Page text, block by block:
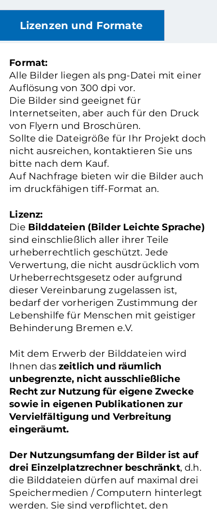
Lizenzen und Formate
Format:
Alle Bilder liegen als png-Datei mit einer
Auflösung von 300 dpi vor.
Die Bilder sind geeignet für
Internetseiten, aber auch für den Druck
von Flyern und Broschüren.
Sollte die Dateigröße für Ihr Projekt doch
nicht ausreichen, kontaktieren Sie uns
bitte nach dem Kauf.
Auf Nachfrage bieten wir die Bilder auch
im druckfähigen tiff-Format an.
Lizenz:
Die Bilddateien (Bilder Leichte Sprache)
sind einschließlich aller ihrer Teile
urheberrechtlich geschützt. Jede
Verwertung, die nicht ausdrücklich vom
Urheberrechtsgesetz oder aufgrund
dieser Vereinbarung zugelassen ist,
bedarf der vorherigen Zustimmung der
Lebenshilfe für Menschen mit geistiger
Behinderung Bremen e.V.
Mit dem Erwerb der Bilddateien wird
Ihnen das zeitlich und räumlich
unbegrenzte, nicht ausschließliche
Recht zur Nutzung für eigene Zwecke
sowie in eigenen Publikationen zur
Vervielfältigung und Verbreitung
eingeräumt.
Der Nutzungsumfang der Bilder ist auf
drei Einzelplatzrechner beschränkt, d.h.
die Bilddateien dürfen auf maximal drei
Speichermedien / Computern hinterlegt
werden. Sie sind verpflichtet, den